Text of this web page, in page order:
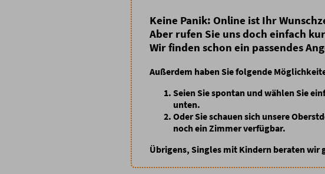
Keine Panik: Online ist Ihr
Aber rufen Sie uns doch einfach
Wir finden schon ein passendes
Außerdem haben Sie folgende
Seien Sie spontan und wählen Sie
unten.
Oder Sie schauen sich unsere
noch ein Zimmer verfügbar.
Übrigens, Singles mit Kindern beraten wir